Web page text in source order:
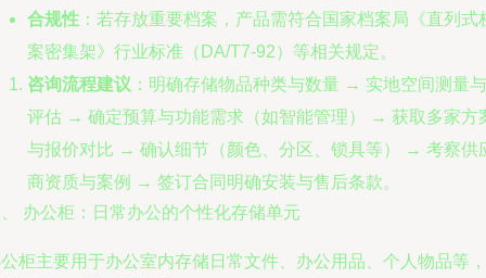
合规性 ：若存放重要档案，产品需符合国家档案局《直列式
案密集架》行业标准（DA/T7-92）等相关规定。
咨询流程建议 ：明确存储物品种类与数量 → 实地空间测量与
评估 → 确定预算与功能需求（如智能管理） → 获取多家方
与报价对比 → 确认细节（颜色、分区、锁具等） → 考察供
商资质与案例 → 签订合同明确安装与售后条款。
办公柜：日常办公的个性化存储单元
柜主要用于办公室内存储日常文件、办公用品、个人物品等，